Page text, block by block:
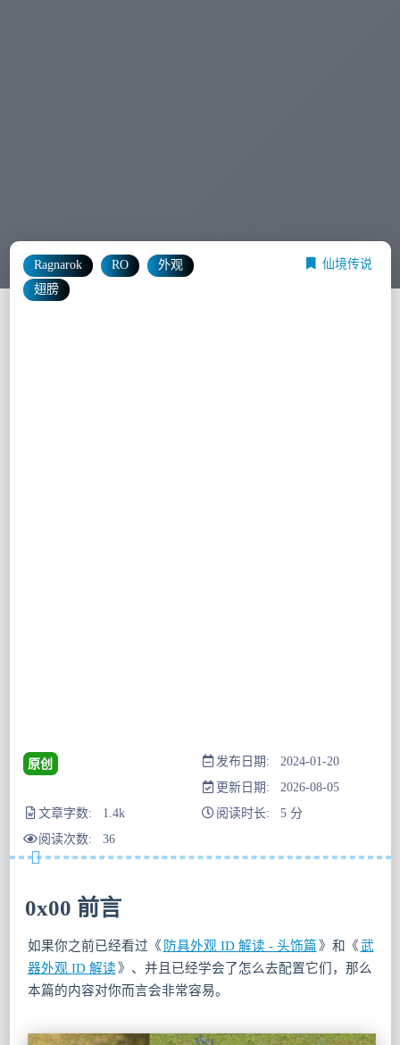
Ragnarok RO
外观
翅膀
仙境传说
原创
发布日期: 2024-01-20
更新日期: 2026-08-05
文章字数: 1.4k
阅读时长: 5 分
阅读次数: 36
0x00 前言
如果你之前已经看过《 防具外观 ID 解读 - 头饰篇 》和《武
器外观 ID 解读 》、并且已经学会了怎么去配置它们，那么
本篇的内容对你而言会非常容易。